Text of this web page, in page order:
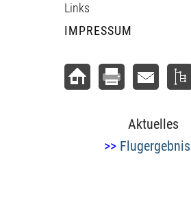
Links
IMPRESSUM
Aktuelles
>>